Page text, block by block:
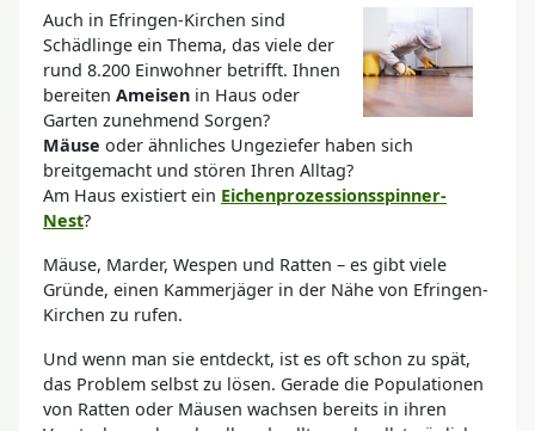
Auch in Efringen-Kirchen sind
Schädlinge ein Thema, das viele der
rund 8.200 Einwohner betrifft. Ihnen
bereiten Ameisen in Haus oder
Garten zunehmend Sorgen?
Mäuse oder ähnliches Ungeziefer haben sich
breitgemacht und stören Ihren Alltag?
Am Haus existiert ein Eichenprozessionsspinner-
Nest?
Mäuse, Marder, Wespen und Ratten – es gibt viele
Gründe, einen Kammerjäger in der Nähe von Efringen-
Kirchen zu rufen.
Und wenn man sie entdeckt, ist es oft schon zu spät,
das Problem selbst zu lösen. Gerade die Populationen
von Ratten oder Mäusen wachsen bereits in ihren